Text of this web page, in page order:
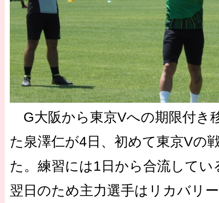
G大阪から東京Vへの期限付き
た泉澤仁が4日、初めて東京Vの
た。練習には1日から合流してい
翌日のため主力選手はリカバリ